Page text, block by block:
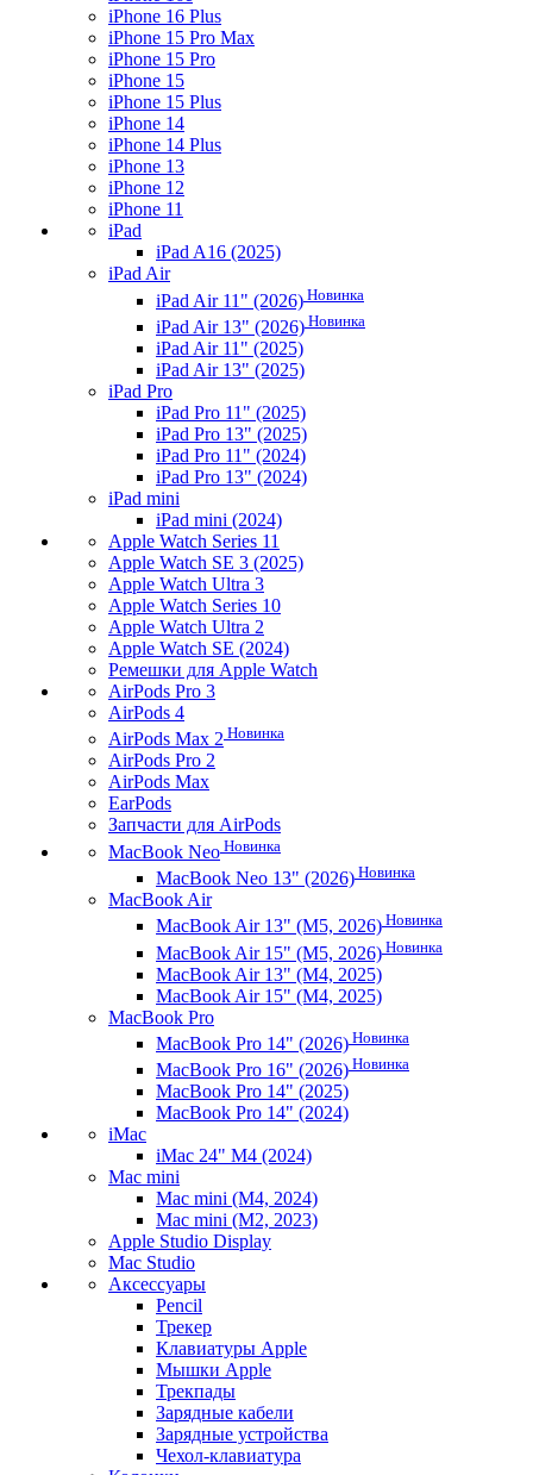
iPhone 16 Plus
iPhone 15 Pro Max
iPhone 15 Pro
iPhone 15
iPhone 15 Plus
iPhone 14
iPhone 14 Plus
iPhone 13
iPhone 12
iPhone 11
iPad
iPad A16 (2025)
iPad Air
iPad Air 11" (2026) Новинка
iPad Air 13" (2026) Новинка
iPad Air 11" (2025)
iPad Air 13" (2025)
iPad Pro
iPad Pro 11" (2025)
iPad Pro 13" (2025)
iPad Pro 11" (2024)
iPad Pro 13" (2024)
iPad mini
iPad mini (2024)
Apple Watch Series 11
Apple Watch SE 3 (2025)
Apple Watch Ultra 3
Apple Watch Series 10
Apple Watch Ultra 2
Apple Watch SE (2024)
Ремешки для Apple Watch
AirPods Pro 3
AirPods 4
AirPods Max 2 Новинка
AirPods Pro 2
AirPods Max
EarPods
Запчасти для AirPods
MacBook Neo Новинка
MacBook Neo 13" (2026) Новинка
MacBook Air
MacBook Air 13" (M5, 2026) Новинка
MacBook Air 15" (M5, 2026) Новинка
MacBook Air 13" (M4, 2025)
MacBook Air 15" (M4, 2025)
MacBook Pro
MacBook Pro 14" (2026) Новинка
MacBook Pro 16" (2026) Новинка
MacBook Pro 14" (2025)
MacBook Pro 14" (2024)
iMac
iMac 24" M4 (2024)
Mac mini
Mac mini (M4, 2024)
Mac mini (M2, 2023)
Apple Studio Display
Mac Studio
Аксессуары
Pencil
Трекер
Клавиатуры Apple
Мышки Apple
Трекпады
Зарядные кабели
Зарядные устройства
Чехол-клавиатура